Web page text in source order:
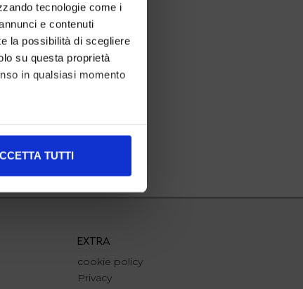
tecnologie come i
e contenuti
la possibilità di scegliere
su questa proprietà
in qualsiasi momento
(impronte
dettagli. Puoi
e per analizzare il
partner che si occupano
che ha fornito loro o
TUTTI
EXTRA
cookie policy
Privacy